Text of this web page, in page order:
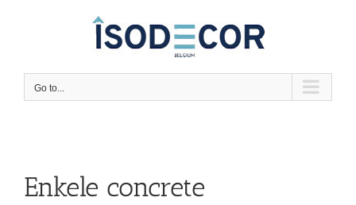
Go to...
Enkele concrete